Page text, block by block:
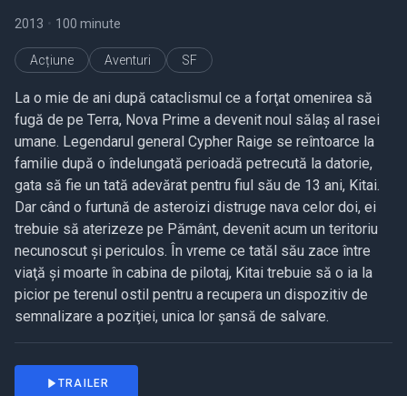
2013 • 100 minute
Acțiune Aventuri SF
La o mie de ani după cataclismul ce a forţat omenirea să
fugă de pe Terra, Nova Prime a devenit noul sălaş al rasei
umane. Legendarul general Cypher Raige se reîntoarce la
familie după o îndelungată perioadă petrecută la datorie,
gata să fie un tată adevărat pentru fiul său de 13 ani, Kitai.
Dar când o furtună de asteroizi distruge nava celor doi, ei
trebuie să aterizeze pe Pământ, devenit acum un teritoriu
necunoscut şi periculos. În vreme ce tatăl său zace între
viaţă şi moarte în cabina de pilotaj, Kitai trebuie să o ia la
picior pe terenul ostil pentru a recupera un dispozitiv de
semnalizare a poziţiei, unica lor şansă de salvare.
TRAILER